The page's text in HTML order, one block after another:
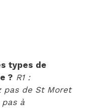
types de
? R1 :
pas de St Moret
pas à